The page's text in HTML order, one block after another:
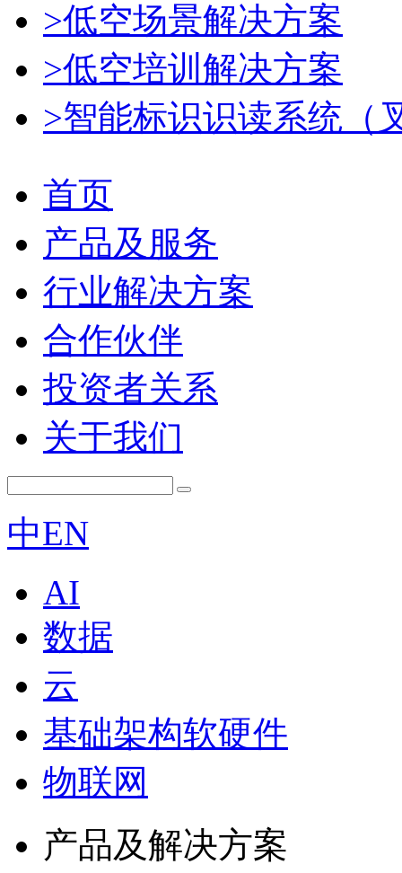
>低空场景解决方案
>低空培训解决方案
>智能标识识读系统（
首页
产品及服务
行业解决方案
合作伙伴
投资者关系
关于我们
中EN
AI
数据
云
基础架构软硬件
物联网
产品及解决方案